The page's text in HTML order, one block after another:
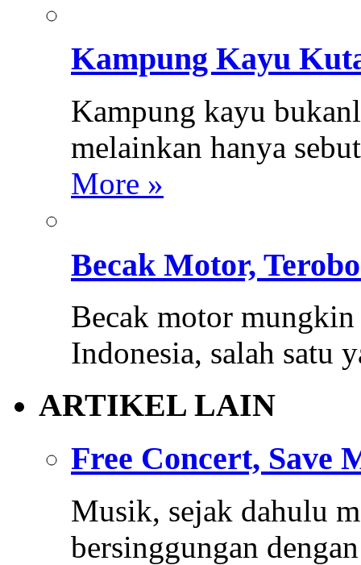
Kampung Kayu
Kampung kayu
melainkan hanya
More »
Becak Motor,
Becak motor
Indonesia, salah satu
ARTIKEL LAIN
Free Concert, Save
Musik, sejak dahulu
bersinggungan